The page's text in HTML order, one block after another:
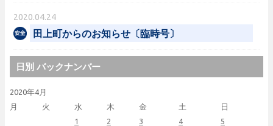
2020.04.24
田上町からのお知らせ〔臨時号〕
日別 バックナンバー
2020年4月
月
火 水 木 金 土 日
1 2 3 4
5